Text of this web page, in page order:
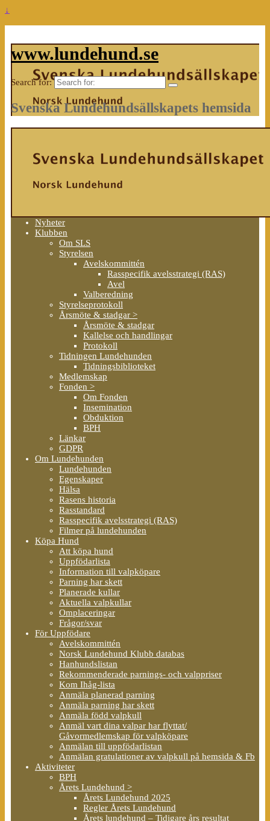
↓
www.lundehund.se
Search for:
Svenska Lundehundsällskapets hemsida
Nyheter
Klubben
Om SLS
Styrelsen
Avelskommittén
Rasspecifik avelsstrategi (RAS)
Avel
Valberedning
Styrelseprotokoll
Årsmöte & stadgar >
Årsmöte & stadgar
Kallelse och handlingar
Protokoll
Tidningen Lundehunden
Tidningsbiblioteket
Medlemskap
Fonden >
Om Fonden
Insemination
Obduktion
BPH
Länkar
GDPR
Om Lundehunden
Lundehunden
Egenskaper
Hälsa
Rasens historia
Rasstandard
Rasspecifik avelsstrategi (RAS)
Filmer på lundehunden
Köpa Hund
Att köpa hund
Uppfödarlista
Information till valpköpare
Parning har skett
Planerade kullar
Aktuella valpkullar
Omplaceringar
Frågor/svar
För Uppfödare
Avelskommittén
Norsk Lundehund Klubb databas
Hanhundslistan
Rekommenderade parnings- och valppriser
Kom Ihåg-lista
Anmäla planerad parning
Anmäla parning har skett
Anmäla född valpkull
Anmäl vart dina valpar har flyttat/
Gåvormedlemskap för valpköpare
Anmälan till uppfödarlistan
Anmälan gratulationer av valpkull på hemsida & Fb
Aktiviteter
BPH
Årets Lundehund >
Årets Lundehund 2025
Regler Årets Lundehund
Årets lundehund – Tidigare års resultat